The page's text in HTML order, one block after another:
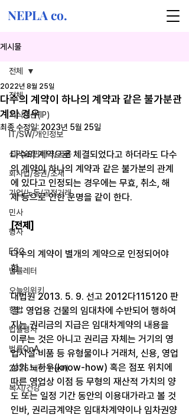
NEPLA co.
게시물
전체
지식재산(IP)
IT/SW/개인정보
신기술/핀테크/금융
회사법/증권/조세
기업/노동/공정거래
민사
형사
ESG
법률레터
오늘의위키
헌법
법률행사
법률QnA
2025 대선 한눈에
복지/건강
전체
다수의 계약이 하나의 계약과 같은 불가분관
계의 경우
2022년 8월 25일
최종 수정일: 2023년 5월 25일
다수의 계약으로 체결되었다고 하더라도 다수
의 계약이 하나의 계약과 같은 불가분의 관계
에 있다고 인정되는 경우에는 무효, 취소, 해
제 등으로 인한 운명을 같이 한다.
[전제]
다수의 계약이 별개의 계약으로 인정되어야
함
대법원 2013. 5. 9. 선고 2012다115120 판
결 : 영업용 건물의 임대차에 수반되어 행하여
지는 권리금의 지급은 임대차계약의 내용을
이루는 것은 아니고 권리금 자체는 거기의 영
업시설·비품 등 유형물이나 거래처, 신용, 영업
상의 노하우(know-how) 혹은 점포 위치에
따른 영업상 이점 등 무형의 재산적 가치의 양
도 또는 일정 기간 동안의 이용대가라고 볼 것
인바, 권리금계약은 임대차계약이나 임차권양